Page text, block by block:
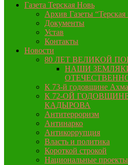
Газета Терская Новь
Архив Газеты “Терская
Документы
Устав
Контакты
Новости
80 ЛЕТ ВЕЛИКОЙ
НАШИ
К 73-й годовщине
К 72-ОЙ
КАДЫРОВА
Антитерроризм
Антинарко
Антикоррупция
Власть и политика
Короткой строкой
Национальные